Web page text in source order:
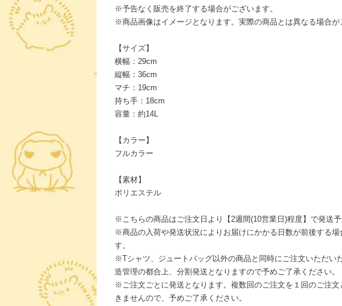
※予告なく販売を終了する場合がございます。
※商品画像はイメージとなります。実際の商品とは異なる場合が
【サイズ】
横幅：29cm
縦幅：36cm
マチ：19cm
持ち手：18cm
容量：約14L
【カラー】
フルカラー
【素材】
ポリエステル
※こちらの商品はご注文日より【2週間(10営業日)程度】で発送予
※商品の入荷や発送状況によりお届けにかかる日数が前後する場
す。
※Tシャツ、ジュートバッグ以外の商品と同時にご注文いただい
造管理の都合上、分割発送となりますので予めご了承ください。
※ご注文ごとに発送となります。複数回のご注文を１回のご注文
きませんので、予めご了承ください。